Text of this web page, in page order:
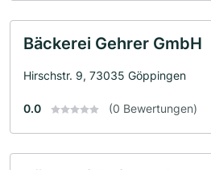
Bäckerei Gehrer GmbH
Hirschstr. 9, 73035 Göppingen
0.0 (0 Bewertungen)